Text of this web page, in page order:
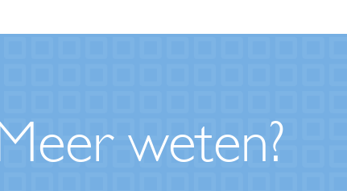
weten?